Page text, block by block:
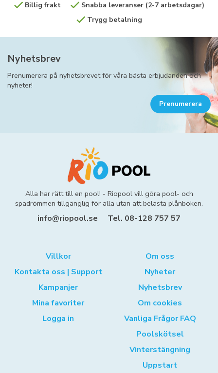
Billig frakt
Snabba leveranser (2-7 arbetsdagar)
Trygg betalning
Nyhetsbrev
Prenumerera på nyhetsbrevet för våra bästa erbjudanden och
nyheter!
Prenumerera
Alla har rätt till en pool! - Riopool vill göra pool- och
spadrömmen tillgänglig för alla utan att belasta plånboken.
info@riopool.se Tel. 08-128 757 57
Villkor
Kontakta oss | Support
Kampanjer
Mina favoriter
Logga in
Om oss
Nyheter
Nyhetsbrev
Om cookies
Vanliga Frågor FAQ
Poolskötsel
Vinterstängning
Uppstart